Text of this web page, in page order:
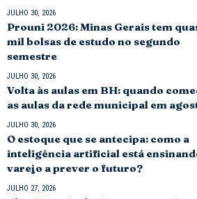
JULHO 30, 2026
Prouni 2026: Minas Gerais tem
mil bolsas de estudo no segundo
semestre
JULHO 30, 2026
Volta às aulas em BH: quando
as aulas da rede municipal em
JULHO 30, 2026
O estoque que se antecipa: como a
inteligência artificial está
varejo a prever o futuro?
JULHO 27, 2026